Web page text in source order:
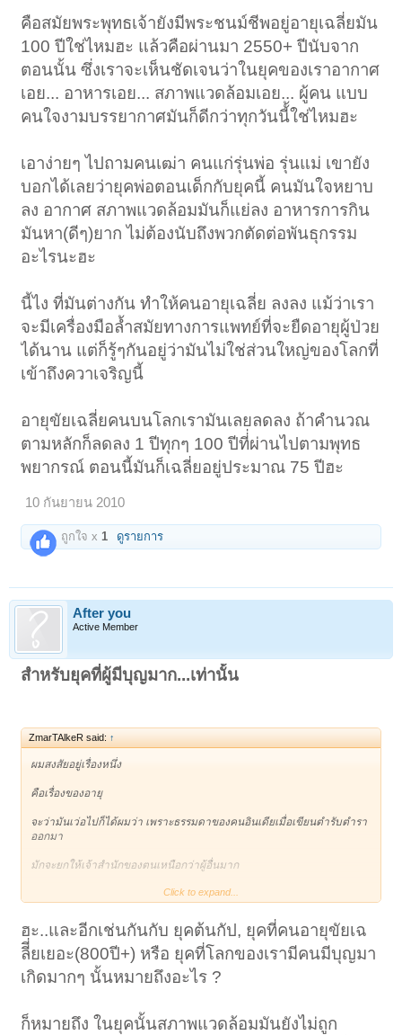
แล้วพระพุทธเจ้า อีก 4 ท่านมีความเห็นอย่างไรจึงเลือกเกิดในยุคมนุษย์ที่
มีอายุหมื่นปี
หรือเกือบแสนปี
คือสมัยพระพุทธเจ้ายังมีพระชนม์ชีพอยู่อายุเฉลี่ยมัน
100 ปีใช่ไหมฮะ แล้วคือผ่านมา 2550+ ปีนับจาก
ตอนนั้น ซึ่งเราจะเห็นชัดเจนว่าในยุคของเราอากาศ
เอย... อาหารเอย... สภาพแวดล้อมเอย... ผู้คน แบบ
คนใจงามบรรยากาศมันก็ดีกว่าทุกวันนี้้ใช่ไหมฮะ
เอาง่ายๆ ไปถามคนเฒ่า คนแก่รุ่นพ่อ รุ่นแม่ เขายัง
บอกได้เลยว่ายุคพ่อตอนเด็กกับยุคนี้ คนมันใจหยาบ
ลง อากาศ สภาพแวดล้อมมันก็แย่ลง อาหารการกิน
มันหา(ดีๆ)ยาก ไม่ต้องนับถึงพวกตัดต่อพันธุกรรม
อะไรนะฮะ
นี้ไง ที่มันต่างกัน ทำให้คนอายุเฉลี่ย ลงลง แม้ว่าเรา
จะมีเครื่องมือล้ำสมัยทางการแพทย์ที่จะยืดอายุผู้ป่วย
ได้นาน แต่ก็รู้ๆกันอยู่ว่ามันไม่ใช่ส่วนใหญ่ของโลกที่
เข้าถึงควาเจริญนี้
อายุขัยเฉลี่ยคนบนโลกเรามันเลยลดลง ถ้าคำนวณ
ตามหลักก็ลดลง 1 ปีทุกๆ 100 ปีที่่ผ่านไปตามพุทธ
พยากรณ์ ตอนนี้มันก็เฉลี่ยอยู่ประมาณ 75 ปีฮะ
10 กันยายน 2010
ถูกใจ x 1 ดูรายการ
After you
Active Member
สำหรับยุคที่ผู้มีบุญมาก...เท่านั้น
ZmarTAlkeR said: ↑
ผมสงสัยอยู่เรื่องหนึ่ง
คือเรื่องของอายุ
จะว่ามันเว่อไปก็ได้ผมว่า เพราะธรรมดาของคนอินเดียเมื่อเขียนตำรับตำรา
ออกมา
มักจะยกให้เจ้าสำนักของตนเหนือกว่าผู้อื่นมาก
แม้แต่เรื่องของอายุซึ่งทำไมช่างต่างกันมาก ในระหว่างพระพุทธเจ้าทั้งห้า
ทุกพระองค์คนมักจะมีอายุในระดับ หมื่นปี
แต่พอมาถึงยุค พระสมณโคดมจึงต่ำต้อยนักเหลือเพียง ไม่เกินร้อยปี
แต่ระดับหมื่นปี ผมยังไม่อยากฝังใจเชื่อ ตามหลัก กาลามสูตร
Click to expand...
ฮะ..และอีกเช่นกันกับ ยุคต้นกัป, ยุคที่คนอายุขัยเฉ
ลีี่ยเยอะ(800ปี+) หรือ ยุคที่โลกของเรามีคนมีบุญมา
เกิดมากๆ นั้นหมายถึงอะไร ?
ก็หมายถึง ในยุคนั้นสภาพแวดล้อมมันยังไม่ถูก